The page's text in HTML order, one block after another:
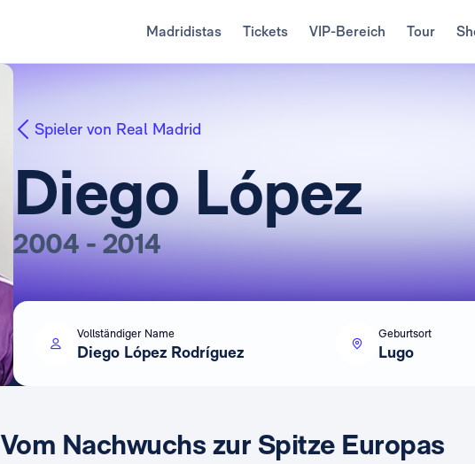
Madridistas Tickets VIP-Bereich Tour
Spieler von Real Madrid
Diego López
2004 - 2014
Vollständiger Name
Diego López Rodríguez
Geburtsort
Lugo
Vom Nachwuchs zur Spitze Europas